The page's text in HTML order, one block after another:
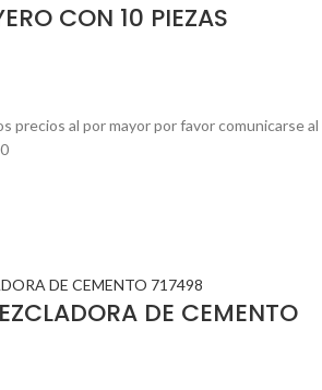
CON 10 PIEZAS
precios al por mayor por favor comunicarse al
DE CEMENTO